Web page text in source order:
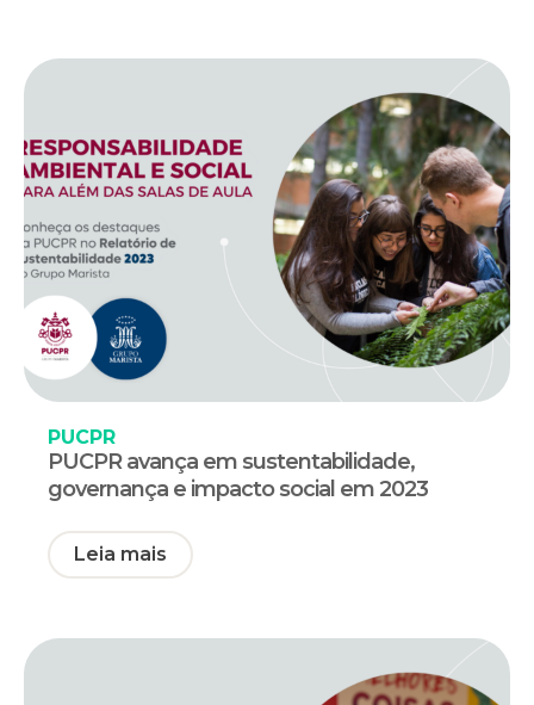
PUCPR
PUCPR avança em sustentabilidade,
governança e impacto social em 2023
Leia mais